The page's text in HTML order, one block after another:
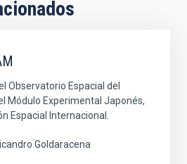
Observatorio Espacial del
Módulo Experimental Japonés,
Espacial Internacional.
Licandro Goldaracena